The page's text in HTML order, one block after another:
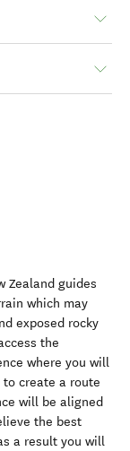
Zealand guides
which may
exposed rocky
the
where you will
to create a route
will be aligned
the best
a result you will